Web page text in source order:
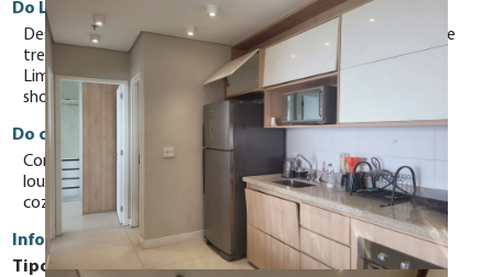
Do Local
Destaque para a mobilidade que o local oferece, estação de
trem, acessos à marginal Tietê, corredor de ônibus, Av. Faria
Lima a poucos minutos em carro, Parque Villa Lobos,
shoppings diversos e muito mais.
Do condomínio
Condomínio com piscina coberta aquecida, lavanderia,
lounge, sala de ginástica equipada e salão de festas com
cozinha e equipamentos, mini mercado e brinquedoteca.
Informações Gerais
Tipo do Apartamento: